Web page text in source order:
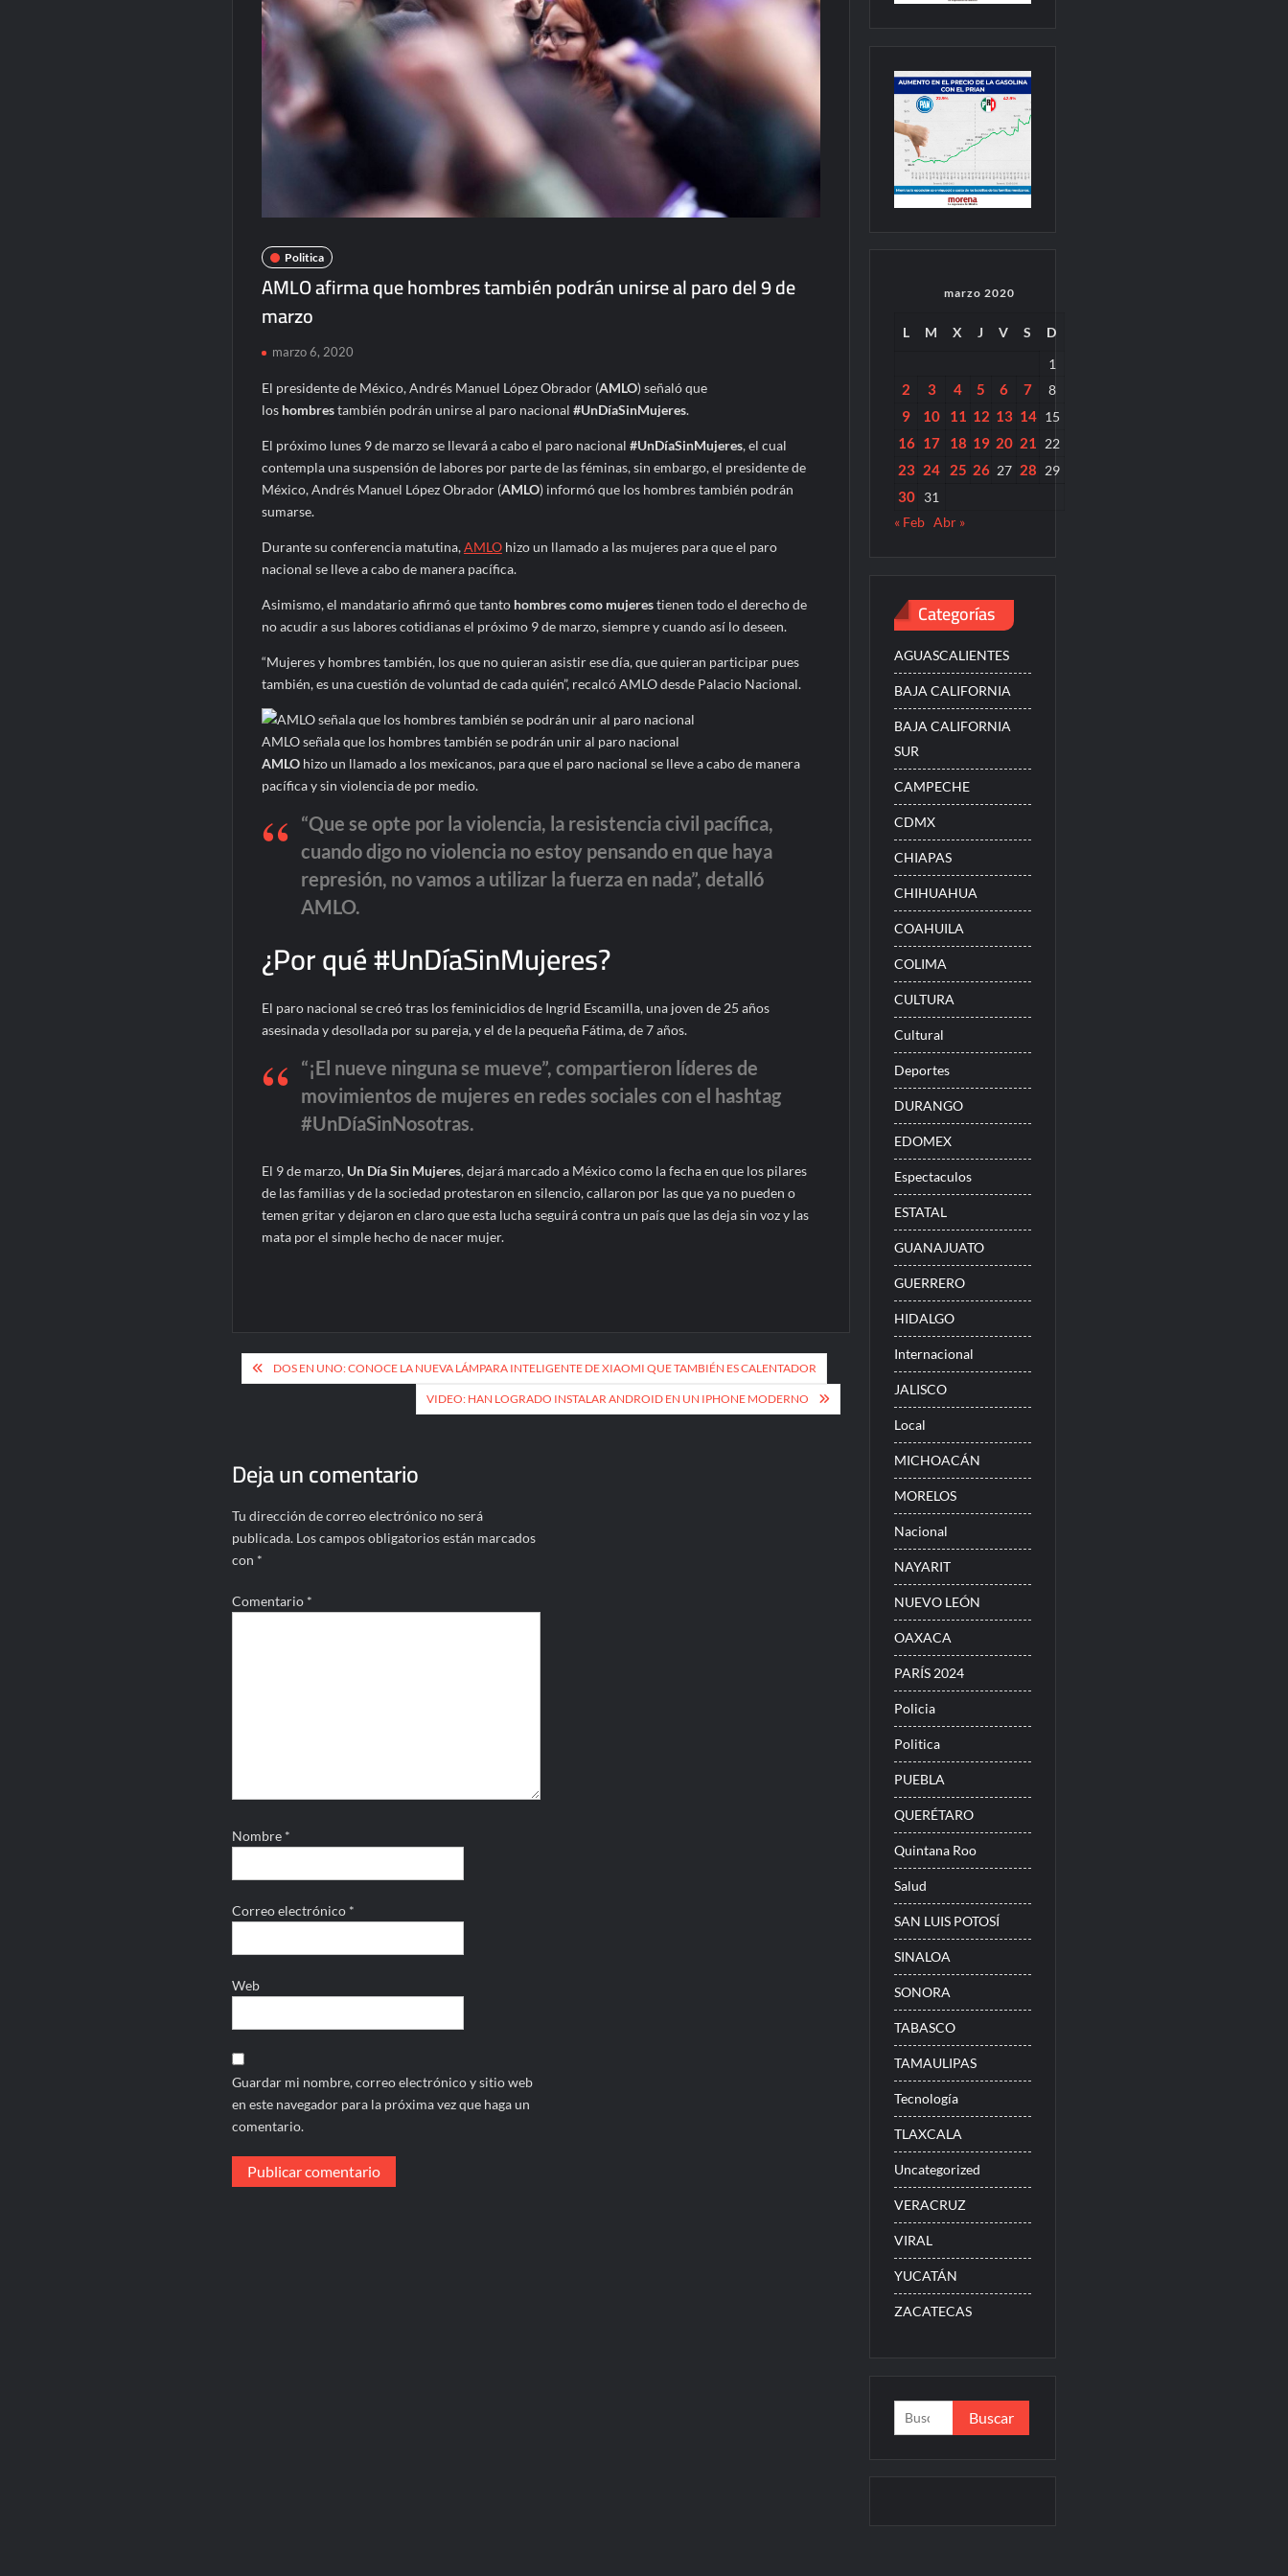
Politica
AMLO afirma que hombres también podrán unirse al paro del 9 de
marzo
marzo 6, 2020
El presidente de México, Andrés Manuel López Obrador (AMLO) señaló que
loshombrestambién podrán unirse al paro nacional #UnDíaSinMujeres.
El próximo lunes 9 de marzo se llevará a cabo el paro nacional #UnDíaSinMujeres, el cual
contempla una suspensión de labores por parte de las féminas, sin embargo, el presidente de
México, Andrés Manuel López Obrador (AMLO) informó que los hombres también podrán
sumarse.
Durante su conferencia matutina,AMLOhizo un llamado a las mujeres para que el paro
nacional se lleve a cabo de manera pacífica.
Asimismo, el mandatario afirmó que tanto hombres como mujerestienen todo el derecho de
no acudir a sus labores cotidianas el próximo 9 de marzo, siempre y cuando así lo deseen.
“Mujeres y hombres también, los que no quieran asistir ese día, que quieran participar pues
también, es una cuestión de voluntad de cada quién”, recalcó AMLO desde Palacio Nacional.
AMLO señala que los hombres también se podrán unir al paro nacional
AMLOhizo un llamado a los mexicanos, para que el paro nacional se lleve a cabo de manera
pacífica y sin violencia de por medio.
“Que se opte por la violencia, la resistencia civil pacífica,
cuando digo no violencia no estoy pensando en que haya
represión, no vamos a utilizar la fuerza en nada”, detalló
AMLO.
¿Por qué #UnDíaSinMujeres?
El paro nacional se creó tras los feminicidios de Ingrid Escamilla, una joven de 25 años
asesinada y desollada por su pareja, y el de la pequeña Fátima, de 7 años.
“¡El nueve ninguna se mueve”, compartieron líderes de
movimientos de mujeres en redes sociales con el hashtag
#UnDíaSinNosotras.
El 9 de marzo, Un Día Sin Mujeres, dejará marcado a México como la fecha en que los pilares
de las familias y de la sociedad protestaron en silencio, callaron por las que ya no pueden o
temen gritar y dejaron en claro que esta lucha seguirá contra un país que las deja sin voz y las
mata por el simple hecho de nacer mujer.
Navegación
de
DOS EN UNO: CONOCE LA NUEVA LÁMPARA INTELIGENTE DE XIAOMI QUE TAMBIÉN ES CALENTADOR
VIDEO: HAN LOGRADO INSTALAR ANDROID EN UN IPHONE MODERNO
Deja un comentario
Tu dirección de correo electrónico no será
publicada. Los campos obligatorios están marcados
con *
Comentario *
Nombre *
Correo electrónico *
Web
Guardar mi nombre, correo electrónico y sitio web
en este navegador para la próxima vez que haga un
comentario.
marzo 2020
L M X J V S
D
1
2 3 4 5 6 7 8
9 10 11 12 13 14 15
16 17 18 19 20 21 22
23 24 25 26 27 28 29
30
31
« Feb Abr »
Categorías
AGUASCALIENTES
BAJA CALIFORNIA
BAJA CALIFORNIA
SUR
CAMPECHE
CDMX
CHIAPAS
CHIHUAHUA
COAHUILA
COLIMA
CULTURA
Cultural
Deportes
DURANGO
EDOMEX
Espectaculos
ESTATAL
GUANAJUATO
GUERRERO
HIDALGO
Internacional
JALISCO
Local
MICHOACÁN
MORELOS
Nacional
NAYARIT
NUEVO LEÓN
OAXACA
PARÍS 2024
Policia
Politica
PUEBLA
QUERÉTARO
Quintana Roo
Salud
SAN LUIS POTOSÍ
SINALOA
SONORA
TABASCO
TAMAULIPAS
Tecnología
TLAXCALA
Uncategorized
VERACRUZ
VIRAL
YUCATÁN
ZACATECAS
Buscar: